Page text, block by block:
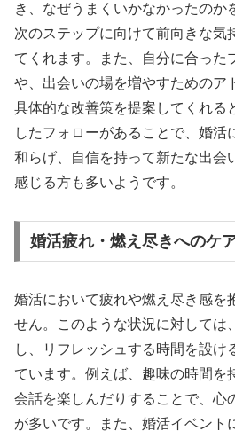
き、なぜうまくいかなかったのか
次のステップに向けて前向きな気
てくれます。また、自分に合った
や、出会いの場を増やすためのア
具体的な改善策を提案してくれる
したフォローがあることで、婚活
和らげ、自信を持って新たな出会
感じる方も多いようです。
婚活疲れ・燃え尽きへのケ
婚活において疲れや燃え尽き感を
せん。このような状況に対しては
し、リフレッシュする時間を設け
ています。例えば、趣味の時間を
会話を楽しんだりすることで、心
が多いです。また、婚活イベント